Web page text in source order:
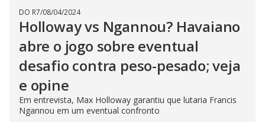
DO R7/08/04/2024
Holloway vs Ngannou? Havaiano
abre o jogo sobre eventual
desafio contra peso-pesado; veja
e opine
Em entrevista, Max Holloway garantiu que lutaria Francis
Ngannou em um eventual confronto